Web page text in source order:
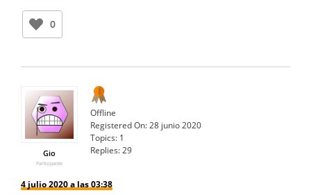
0
Gio
Participante
Offline
Registered On:28 junio 2020
Topics: 1
Replies:29
4 julio 2020 a las 03:38